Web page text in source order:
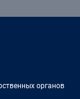
органов